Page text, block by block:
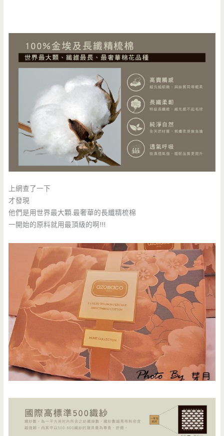
上網查了一下
才發現
他們是用世界最大顆.最奢華的長纖精梳棉
一開始的原料就用最頂級的啊!!!